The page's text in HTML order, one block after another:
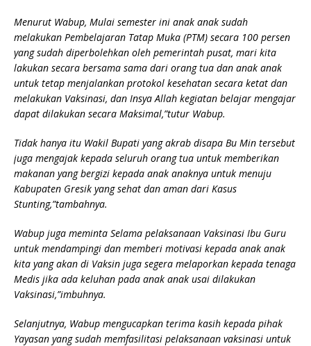
Menurut Wabup, Mulai semester ini anak anak sudah
melakukan Pembelajaran Tatap Muka (PTM) secara 100 persen
yang sudah diperbolehkan oleh pemerintah pusat, mari kita
lakukan secara bersama sama dari orang tua dan anak anak
untuk tetap menjalankan protokol kesehatan secara ketat dan
melakukan Vaksinasi, dan Insya Allah kegiatan belajar mengajar
dapat dilakukan secara Maksimal,”tutur Wabup.
Tidak hanya itu Wakil Bupati yang akrab disapa Bu Min tersebut
juga mengajak kepada seluruh orang tua untuk memberikan
makanan yang bergizi kepada anak anaknya untuk menuju
Kabupaten Gresik yang sehat dan aman dari Kasus
Stunting,”tambahnya.
Wabup juga meminta Selama pelaksanaan Vaksinasi Ibu Guru
untuk mendampingi dan memberi motivasi kepada anak anak
kita yang akan di Vaksin juga segera melaporkan kepada tenaga
Medis jika ada keluhan pada anak anak usai dilakukan
Vaksinasi,”imbuhnya.
Selanjutnya, Wabup mengucapkan terima kasih kepada pihak
Yayasan yang sudah memfasilitasi pelaksanaan vaksinasi untuk